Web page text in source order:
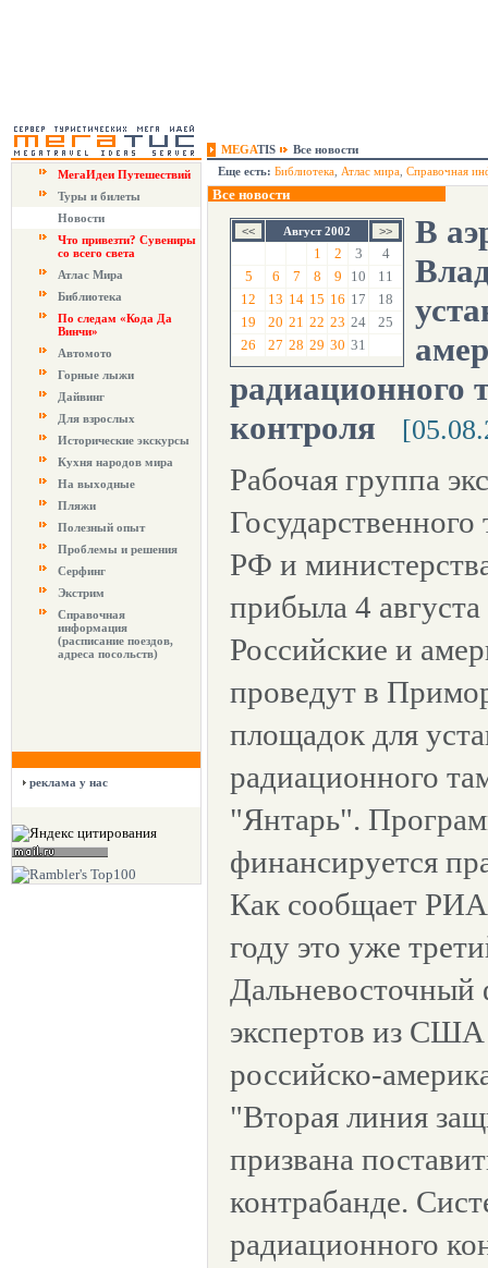
MEGATIS
Все новости
МегаИдеи Путешествий
Туры и билеты
Новости
Что привезти? Сувениры
со всего света
Атлас Мира
Библиотека
По следам «Кода Да
Винчи»
Автомото
Горные лыжи
Дайвинг
Для взрослых
Исторические экскурсы
Кухня народов мира
На выходные
Пляжи
Полезный опыт
Проблемы и решения
Серфинг
Экстрим
Справочная
информация
(расписание поездов,
адреса посольств)
реклама у нас
Еще есть: Библиотека Атлас мира Справочная
Все новости
Август 2002
1 2 3
4
5
6 7 8 9 10
11
12
13 14 15 16 17
18
19
20 21 22 23 24
25
26
27 28 29 30 31
В
радиационного
контроля
Рабочая группа
РФ и
прибыла 4
Российские и
проведут в
площадок для
радиационного
"Янтарь".
финансируется
Как сообщает
году это уже
Дальневосточный
экспертов из
российско-
"Вторая линия
призвана
контрабанде.
радиационного